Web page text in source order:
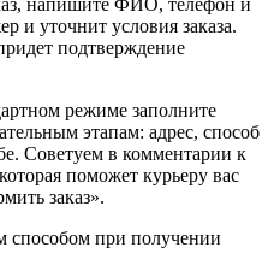
и уточнит условия заказа.
подтверждение
режиме заполните
этапам: адрес, способ
Советуем в комментарии к
поможет курьеру вас
заказ».
способом при получении